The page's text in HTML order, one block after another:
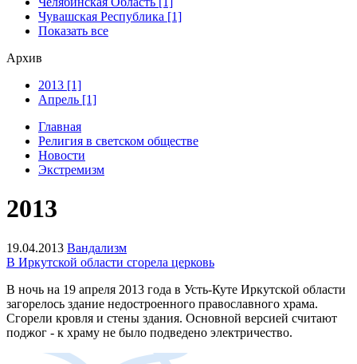
Чувашская Республика [1]
Показать все
Архив
2013 [1]
Апрель [1]
Главная
Религия в светском обществе
Новости
Экстремизм
2013
19.04.2013 Вандализм
В Иркутской области сгорела церковь
В ночь на 19 апреля 2013 года в Усть-Куте Иркутской области
загорелось здание недостроенного православного храма.
Сгорели кровля и стены здания. Основной версией считают
поджог - к храму не было подведено электричество.